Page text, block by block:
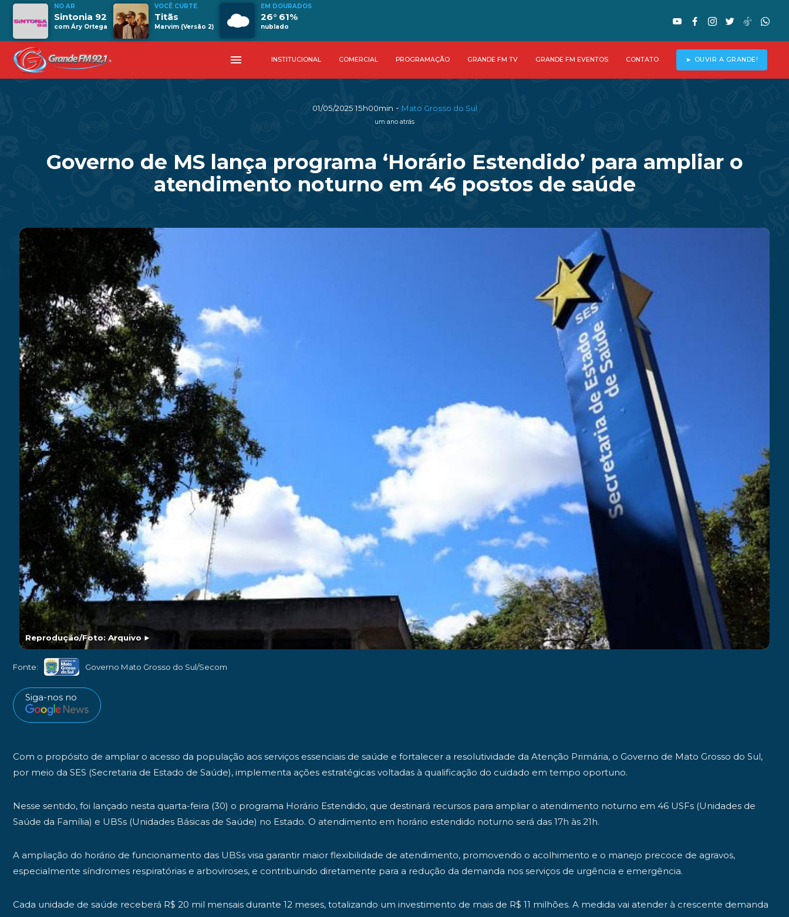
NO AR
Sintonia 92
com Áry Ortega
VOCÊ CURTE
Titãs
Marvim (Versão 2)
EM DOURADOS
26° 61%
nublado
menu INSTITUCIONAL COMERCIAL PROGRAMAÇÃO GRANDE FM TV GRANDE FM EVENTOS CONTATO ► OUVIR A GRANDE!
01/05/2025 15h00min - Mato Grosso do Sul
um ano atrás
Governo de MS lança programa ‘Horário Estendido’ para ampliar o
atendimento noturno em 46 postos de saúde
Reprodução/Foto: Arquivo ►
Fonte: Governo Mato Grosso do Sul/Secom
Siga-nos no
Com o propósito de ampliar o acesso da população aos serviços essenciais de saúde e fortalecer a resolutividade da Atenção Primária, o Governo de Mato Grosso do Sul,
por meio da SES (Secretaria de Estado de Saúde), implementa ações estratégicas voltadas à qualificação do cuidado em tempo oportuno.
Nesse sentido, foi lançado nesta quarta-feira (30) o programa Horário Estendido, que destinará recursos para ampliar o atendimento noturno em 46 USFs (Unidades de
Saúde da Família) e UBSs (Unidades Básicas de Saúde) no Estado. O atendimento em horário estendido noturno será das 17h às 21h.
A ampliação do horário de funcionamento das UBSs visa garantir maior flexibilidade de atendimento, promovendo o acolhimento e o manejo precoce de agravos,
especialmente síndromes respiratórias e arboviroses, e contribuindo diretamente para a redução da demanda nos serviços de urgência e emergência.
Cada unidade de saúde receberá R$ 20 mil mensais durante 12 meses, totalizando um investimento de mais de R$ 11 milhões. A medida vai atender à crescente demanda